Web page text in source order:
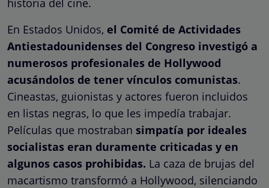
En Estados Unidos, el Comité de Actividades
Antiestadounidenses del Congreso investigó a
numerosos profesionales de Hollywood
acusándolos de tener vínculos comunistas.
Cineastas, guionistas y actores fueron incluidos
en listas negras, lo que les impedía trabajar.
Películas que mostraban simpatía por ideales
socialistas eran duramente criticadas y en
algunos casos prohibidas. La caza de brujas del
macartismo transformó a Hollywood, silenciando